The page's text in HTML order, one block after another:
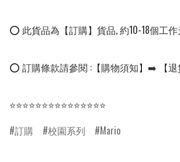
⭕ 此貨品為【訂購】貨品, 約10-18個工作
⭕ 訂購條款請參閱 :【購物須知】➡️ 【退
⭐⭐⭐⭐⭐⭐⭐⭐⭐⭐⭐⭐⭐⭐⭐
訂購
校園系列 Mario